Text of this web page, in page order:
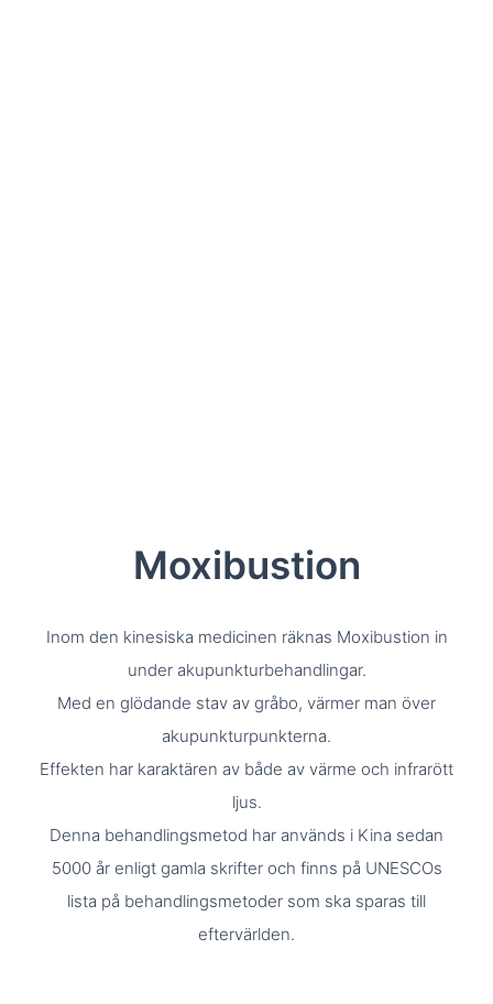
Moxibustion
Inom den kinesiska medicinen räknas Moxibustion in
under akupunkturbehandlingar.
Med en glödande stav av gråbo, värmer man över
akupunkturpunkterna.
Effekten har karaktären av både av värme och infrarött
ljus.
Denna behandlingsmetod har används i Kina sedan
5000 år enligt gamla skrifter och finns på UNESCOs
lista på behandlingsmetoder som ska sparas till
eftervärlden.